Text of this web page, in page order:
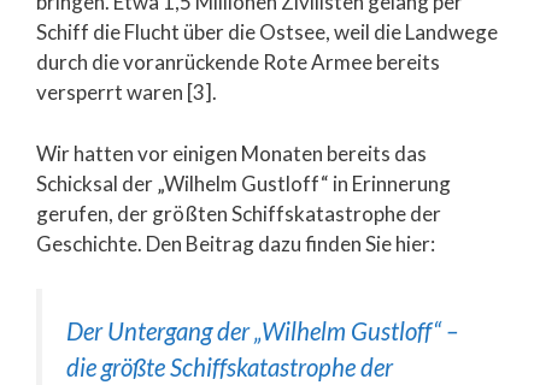
Schiff die Flucht über die Ostsee, weil die Landwege
durch die voranrückende Rote Armee bereits
versperrt waren [3].
Wir hatten vor einigen Monaten bereits das
Schicksal der „Wilhelm Gustloff“ in Erinnerung
gerufen, der größten Schiffskatastrophe der
Geschichte. Den Beitrag dazu finden Sie hier:
Der Untergang der „Wilhelm Gustloff“ –
die größte Schiffskatastrophe der